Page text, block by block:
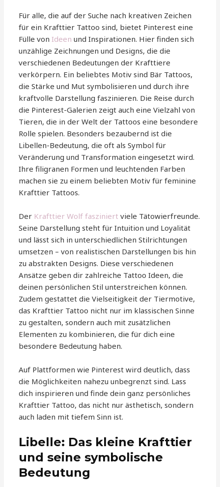
Für alle, die auf der Suche nach kreativen Zeichen
für ein Krafttier Tattoo sind, bietet Pinterest eine
Fülle vonIdeen und Inspirationen. Hier finden sich
unzählige Zeichnungen und Designs, die die
verschiedenen Bedeutungen der Krafttiere
verkörpern. Ein beliebtes Motiv sind Bär Tattoos,
die Stärke und Mut symbolisieren und durch ihre
kraftvolle Darstellung faszinieren. Die Reise durch
die Pinterest-Galerien zeigt auch eine Vielzahl von
Tieren, die in der Welt der Tattoos eine besondere
Rolle spielen. Besonders bezaubernd ist die
Libellen-Bedeutung, die oft als Symbol für
Veränderung und Transformation eingesetzt wird.
Ihre filigranen Formen und leuchtenden Farben
machen sie zu einem beliebten Motiv für feminine
Krafttier Tattoos.
Der Krafttier Wolf fasziniert viele Tätowierfreunde.
Seine Darstellung steht für Intuition und Loyalität
und lässt sich in unterschiedlichen Stilrichtungen
umsetzen – von realistischen Darstellungen bis hin
zu abstrakten Designs. Diese verschiedenen
Ansätze geben dir zahlreiche Tattoo Ideen, die
deinen persönlichen Stil unterstreichen können.
Zudem gestattet die Vielseitigkeit der Tiermotive,
das Krafttier Tattoo nicht nur im klassischen Sinne
zu gestalten, sondern auch mit zusätzlichen
Elementen zu kombinieren, die für dich eine
besondere Bedeutung haben.
Auf Plattformen wie Pinterest wird deutlich, dass
die Möglichkeiten nahezu unbegrenzt sind. Lass
dich inspirieren und finde dein ganz persönliches
Krafttier Tattoo, das nicht nur ästhetisch, sondern
auch laden mit tiefem Sinn ist.
Libelle: Das kleine Krafttier
und seine symbolische
Bedeutung